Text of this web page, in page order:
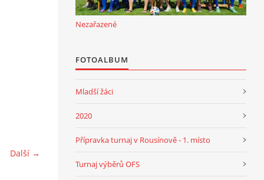
Další →
Nezařazené
FOTOALBUM
Mladší žáci
2020
Přípravka turnaj v Rousínově - 1. místo
Turnaj výběrů OFS